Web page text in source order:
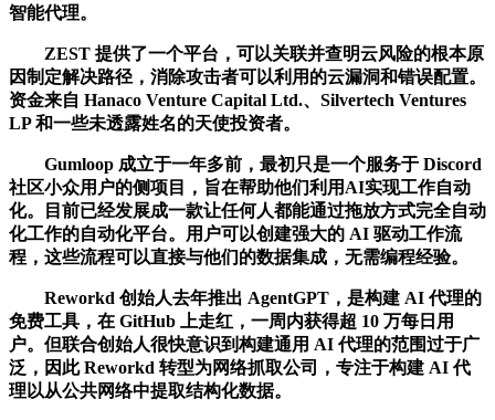
智能代理。
ZEST 提供了一个平台，可以关联并查明云风险的根本原
因制定解决路径，消除攻击者可以利用的云漏洞和错误配置。
资金来自 Hanaco Venture Capital Ltd.、Silvertech Ventures
LP 和一些未透露姓名的天使投资者。
Gumloop 成立于一年多前，最初只是一个服务于 Discord
社区小众用户的侧项目，旨在帮助他们利用AI实现工作自动
化。目前已经发展成一款让任何人都能通过拖放方式完全自动
化工作的自动化平台。用户可以创建强大的 AI 驱动工作流
程，这些流程可以直接与他们的数据集成，无需编程经验。
Reworkd 创始人去年推出 AgentGPT，是构建 AI 代理的
免费工具，在 GitHub 上走红，一周内获得超 10 万每日用
户。但联合创始人很快意识到构建通用 AI 代理的范围过于广
泛，因此 Reworkd 转型为网络抓取公司，专注于构建 AI 代
理以从公共网络中提取结构化数据。